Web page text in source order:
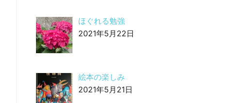
ほぐれる勉強
2021年5月22日
絵本の楽しみ
2021年5月21日